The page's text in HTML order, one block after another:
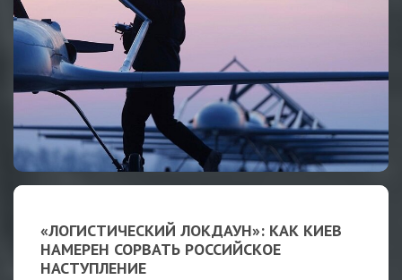
«ЛОГИСТИЧЕСКИЙ ЛОКДАУН»: КАК КИЕВ
НАМЕРЕН СОРВАТЬ РОССИЙСКОЕ
НАСТУПЛЕНИЕ